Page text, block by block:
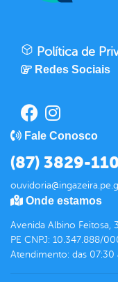
Política de
Redes Sociais
Fale Conosco
(87) 3829-
Onde estamos
Avenida Albino Feitosa,
PE CNPJ: 10.347.888/
Atendimento: das 07:30